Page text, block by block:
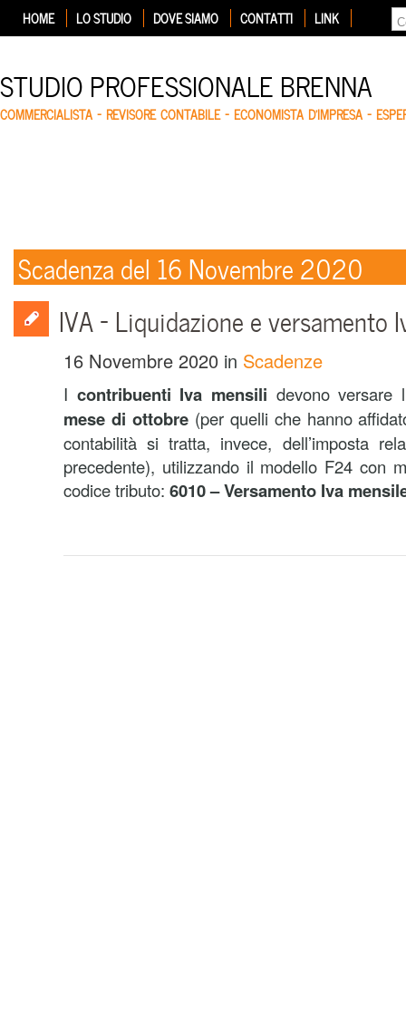
HOME LO STUDIO DOVE SIAMO CONTATTI LINK
STUDIO PROFESSIONALE BRENNA
COMMERCIALISTA – REVISORE CONTABILE – ECONOMISTA D'IMPRESA –
Scadenza del 16 Novembre 2020
IVA – Liquidazione e versamento
16 Novembre 2020 in Scadenze
I contribuenti Iva mensili devono versare
mese di ottobre (per quelli che hanno
contabilità si tratta, invece, dell’imposta
precedente), utilizzando il modello F24 con
codice tributo: 6010 – Versamento Iva